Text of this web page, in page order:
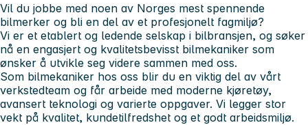
Vil du jobbe med noen av Norges mest spennende
bilmerker og bli en del av et profesjonelt fagmiljø?
Vi er et etablert og ledende selskap i bilbransjen, og søker
nå en engasjert og kvalitetsbevisst bilmekaniker som
ønsker å utvikle seg videre sammen med oss.
Som bilmekaniker hos oss blir du en viktig del av vårt
verkstedteam og får arbeide med moderne kjøretøy,
avansert teknologi og varierte oppgaver. Vi legger stor
vekt på kvalitet, kundetilfredshet og et godt arbeidsmiljø.